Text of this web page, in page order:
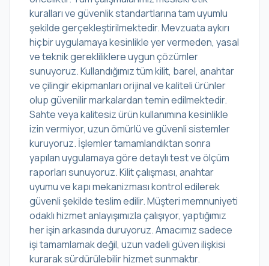
kuralları ve güvenlik standartlarına tam uyumlu
şekilde gerçekleştirilmektedir. Mevzuata aykırı
hiçbir uygulamaya kesinlikle yer vermeden, yasal
ve teknik gerekliliklere uygun çözümler
sunuyoruz. Kullandığımız tüm kilit, barel, anahtar
ve çilingir ekipmanları orijinal ve kaliteli ürünler
olup güvenilir markalardan temin edilmektedir.
Sahte veya kalitesiz ürün kullanımına kesinlikle
izin vermiyor, uzun ömürlü ve güvenli sistemler
kuruyoruz. İşlemler tamamlandıktan sonra
yapılan uygulamaya göre detaylı test ve ölçüm
raporları sunuyoruz. Kilit çalışması, anahtar
uyumu ve kapı mekanizması kontrol edilerek
güvenli şekilde teslim edilir. Müşteri memnuniyeti
odaklı hizmet anlayışımızla çalışıyor, yaptığımız
her işin arkasında duruyoruz. Amacımız sadece
işi tamamlamak değil, uzun vadeli güven ilişkisi
kurarak sürdürülebilir hizmet sunmaktır.